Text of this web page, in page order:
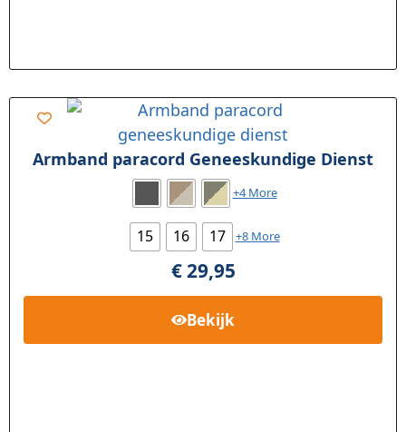
Armband paracord Geneeskundige Dienst
+4 More
15 16 17 +8 More
€29,95
Bekijk